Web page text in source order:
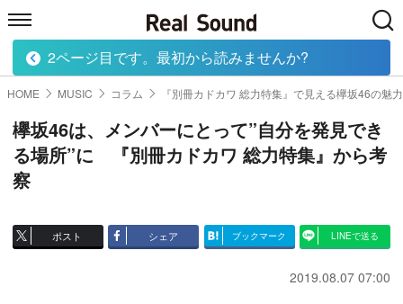
HOME MUSIC MOVIE TECH
HOME MUSIC コラム 『別冊カドカワ 総力特集』で見える欅坂46の魅力
欅坂46は、メンバーにとって”自分を発見でき
る場所”に 『別冊カドカワ 総力特集』から考
察
ポスト シェア ブックマーク LINEで送る
2019.08.07 07:00
2ページ目です。最初から読みませんか?